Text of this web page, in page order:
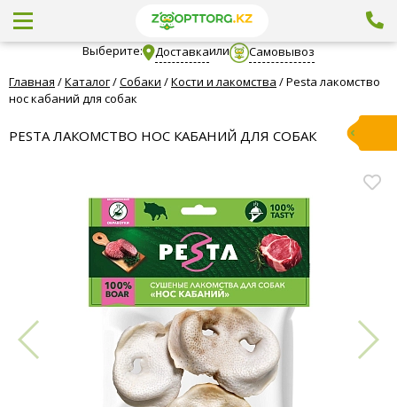
Выберите: Доставкаили
Самовывоз
Главная /Каталог/Собаки /Кости и лакомства /Pesta лакомство
нос кабаний для собак
PESTA ЛАКОМСТВО НОС КАБАНИЙ ДЛЯ СОБАК